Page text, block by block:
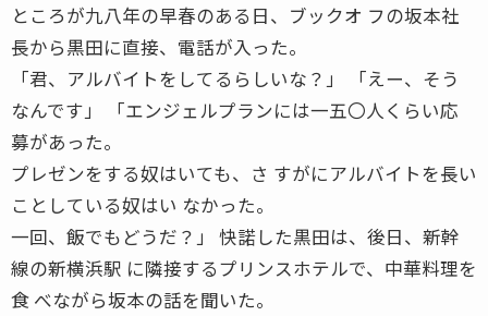
ところが九八年の早春のある日、ブックオ フの坂本社
長から黒田に直接、電話が入った。
「君、アルバイトをしてるらしいな？」 「えー、そう
なんです」 「エンジェルプランには一五〇人くらい応
募があった。
プレゼンをする奴はいても、さ すがにアルバイトを長い
ことしている奴はい なかった。
一回、飯でもどうだ？」 快諾した黒田は、後日、新幹
線の新横浜駅 に隣接するプリンスホテルで、中華料理を
食 べながら坂本の話を聞いた。